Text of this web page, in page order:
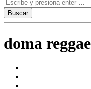
doma reggae